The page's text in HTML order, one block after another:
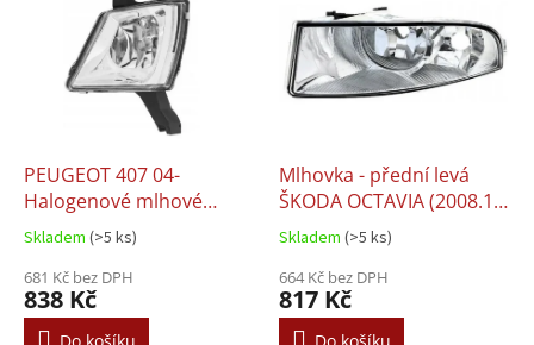
ů
PEUGEOT 407 04-
Halogenové mlhové
světlo levé
Skladem (>5 ks)
681 Kč bez DPH
838 Kč
Mlhovka - přední levá
ŠKODA OCTAVIA (2008.10-
2013.12)
Skladem (>5 ks)
664 Kč bez DPH
817 Kč